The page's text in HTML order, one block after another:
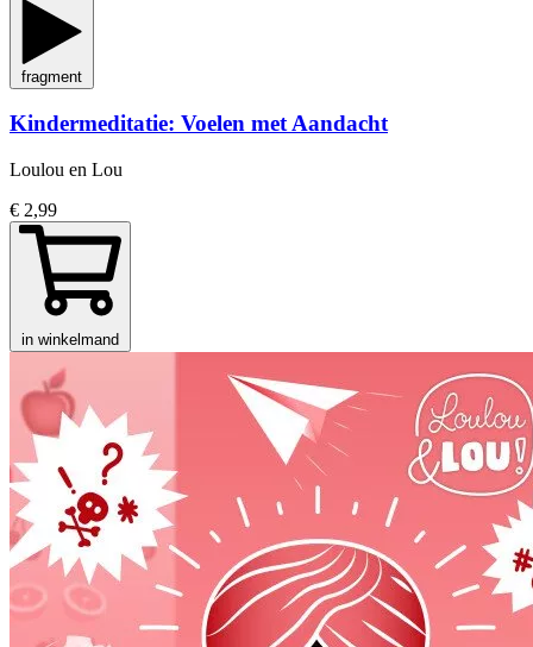
fragment
Kindermeditatie: Voelen met Aandacht
Loulou en Lou
€ 2,99
in winkelmand